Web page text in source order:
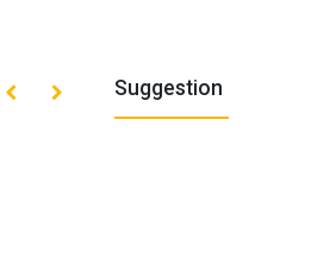
Suggestion